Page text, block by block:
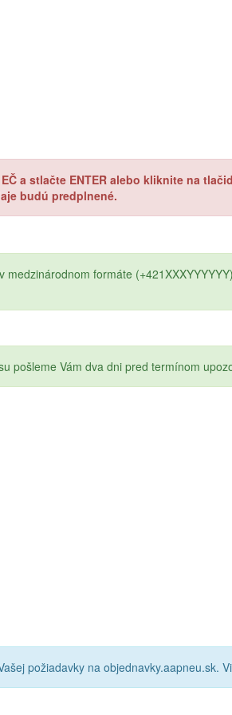
a stlačte ENTER alebo kliknite na
budú predplnené.
medzinárodnom formáte
pošleme Vám dva dni pred termínom
požiadavky na objednavky.aapneu.sk.